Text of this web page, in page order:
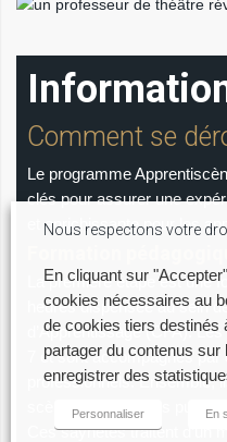
Comment se
Le programme
clés pour assurer une
et enrichissante pour les
La première étape est une
heures dispensée au sein
d’Apprentissage (CFA).
7 et sont accompagnés
professionnels. Ensemble,
scène des saynètes
Ces saynètes traitent d’un
Nous respectons votre
En cliquant sur
cookies nécessaires au
de cookies tiers destinés
partager du contenus
enregistrer des
Personnaliser En